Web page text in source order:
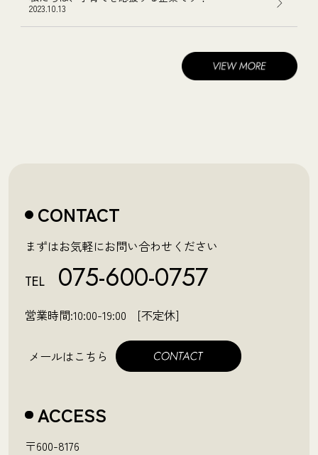
2023.10.13
CONTACT
まずはお気軽にお問い合わせください
TEL 075-600-0757
営業時間:10:00-19:00 [不定休]
メールはこちら
ACCESS
〒600-8176